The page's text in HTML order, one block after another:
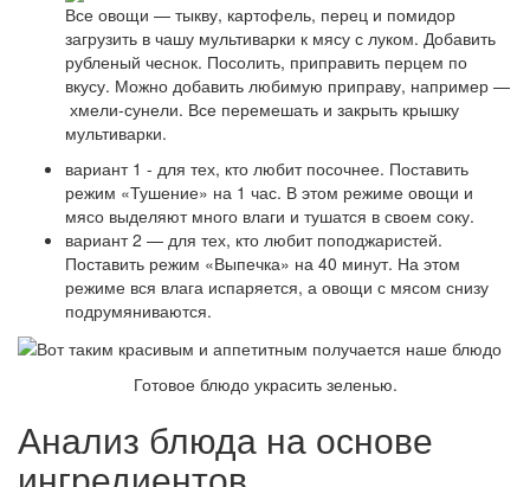
Все овощи — тыкву, картофель, перец и помидор
загрузить в чашу мультиварки к мясу с луком. Добавить
рубленый чеснок. Посолить, приправить перцем по
вкусу. Можно добавить любимую приправу, например —
хмели-сунели. Все перемешать и закрыть крышку
мультиварки.
вариант 1 - для тех, кто любит посочнее. Поставить
режим «Тушение» на 1 час. В этом режиме овощи и
мясо выделяют много влаги и тушатся в своем соку.
вариант 2 — для тех, кто любит поподжаристей.
Поставить режим «Выпечка» на 40 минут. На этом
режиме вся влага испаряется, а овощи с мясом снизу
подрумяниваются.
Готовое блюдо украсить зеленью.
Анализ блюда на основе